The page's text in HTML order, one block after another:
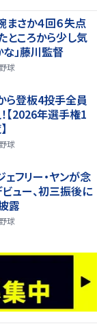
まさか４回６失点
ところから少し気
」藤川監督
野球
ら登板4投手全員
【2026年選手権1
野球
フリー・ヤンが念
ュー、初三振後に
露
野球